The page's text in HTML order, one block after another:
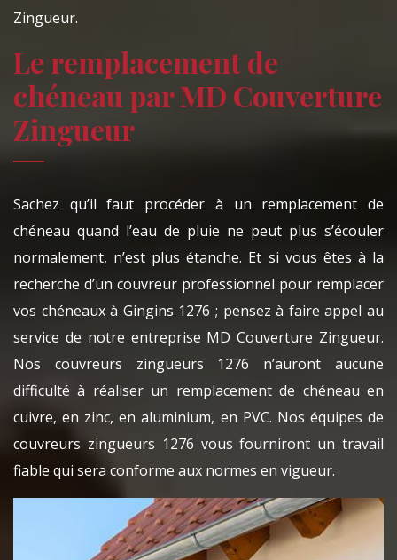
Zingueur.
Le remplacement de
chéneau par MD Couverture
Zingueur
Sachez qu’il faut procéder à un remplacement de
chéneau quand l’eau de pluie ne peut plus s’écouler
normalement, n’est plus étanche. Et si vous êtes à la
recherche d’un couvreur professionnel pour remplacer
vos chéneaux à Gingins 1276 ; pensez à faire appel au
service de notre entreprise MD Couverture Zingueur.
Nos couvreurs zingueurs 1276 n’auront aucune
difficulté à réaliser un remplacement de chéneau en
cuivre, en zinc, en aluminium, en PVC. Nos équipes de
couvreurs zingueurs 1276 vous fourniront un travail
fiable qui sera conforme aux normes en vigueur.